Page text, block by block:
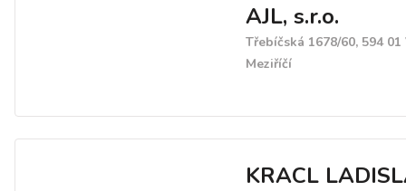
AJL, s.r.o.
Třebíčská 1678/60, 594
Meziříčí
KRACL